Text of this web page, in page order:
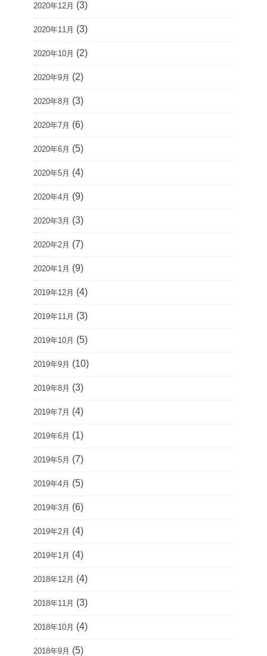
2020年12月 (3)
2020年11月 (3)
2020年10月 (2)
2020年9月 (2)
2020年8月 (3)
2020年7月 (6)
2020年6月 (5)
2020年5月 (4)
2020年4月 (9)
2020年3月 (3)
2020年2月 (7)
2020年1月 (9)
2019年12月 (4)
2019年11月 (3)
2019年10月 (5)
2019年9月 (10)
2019年8月 (3)
2019年7月 (4)
2019年6月 (1)
2019年5月 (7)
2019年4月 (5)
2019年3月 (6)
2019年2月 (4)
2019年1月 (4)
2018年12月 (4)
2018年11月 (3)
2018年10月 (4)
2018年9月 (5)